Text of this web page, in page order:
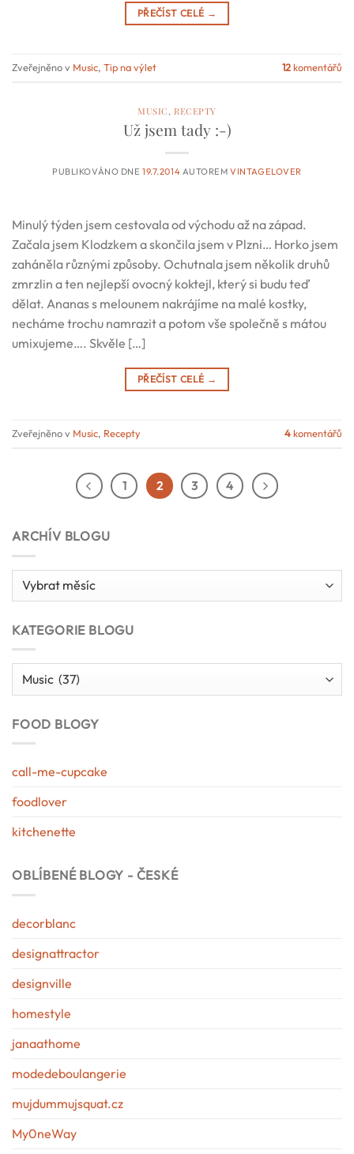
PŘEČÍST CELÉ →
Zveřejněno v Music, Tip na výlet 12komentářů
MUSIC , RECEPTY
Už jsem tady :-)
PUBLIKOVÁNO DNE19.7.2014 AUTOREMVINTAGELOVER
Minulý týden jsem cestovala od východu až na západ.
Začala jsem Klodzkem a skončila jsem v Plzni… Horko jsem
zaháněla různými způsoby. Ochutnala jsem několik druhů
zmrzlin a ten nejlepší ovocný koktejl, který si budu teď
dělat. Ananas s melounem nakrájíme na malé kostky,
necháme trochu namrazit a potom vše společně s mátou
umixujeme…. Skvěle […]
PŘEČÍST CELÉ →
Zveřejněno v Music, Recepty 4komentářů
1 2 3 4
ARCHÍV BLOGU
Archív
blogu
KATEGORIE BLOGU
FOOD BLOGY
call-me-cupcake
foodlover
kitchenette
OBLÍBENÉ BLOGY - ČESKÉ
decorblanc
designattractor
designville
homestyle
janaathome
modedeboulangerie
mujdummujsquat.cz
My0neWay